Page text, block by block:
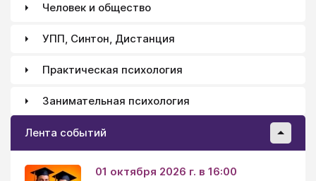
Человек и общество
УПП, Синтон, Дистанция
Практическая психология
Занимательная психология
Лента событий
01 октября 2026 г. в 16:00